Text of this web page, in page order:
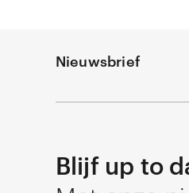
Nieuwsbrief
Blijf up to